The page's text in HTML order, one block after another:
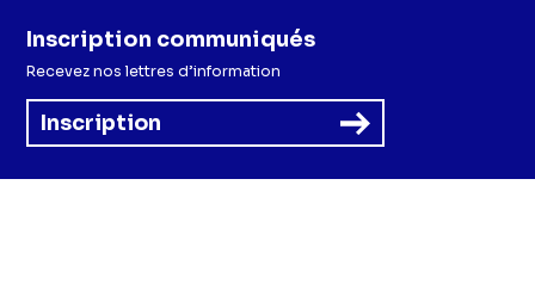
Facebook
X
Inscription communiqués
Recevez nos lettres d’information
Inscription